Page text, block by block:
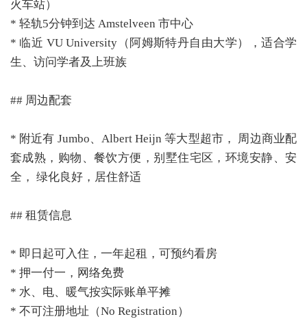
火车站）
* 轻轨5分钟到达 Amstelveen 市中心
* 临近 VU University（阿姆斯特丹自由大学），适合学
生、访问学者及上班族
## 周边配套
* 附近有 Jumbo、Albert Heijn 等大型超市， 周边商业配
套成熟，购物、餐饮方便，别墅住宅区，环境安静、安
全， 绿化良好，居住舒适
## 租赁信息
* 即日起可入住，一年起租，可预约看房
* 押一付一，网络免费
* 水、电、暖气按实际账单平摊
* 不可注册地址（No Registration）